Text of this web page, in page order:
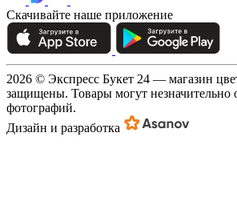
Скачивайте наше приложение
2026 © Экспресс Букет 24 — магазин
защищены. Товары могут незначительно
фотографий.
Дизайн и разработка